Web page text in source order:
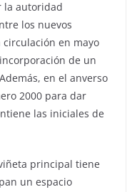
la autoridad
los nuevos
en mayo
de un
en el anverso
2000 para dar
las iniciales de
principal tiene
un espacio